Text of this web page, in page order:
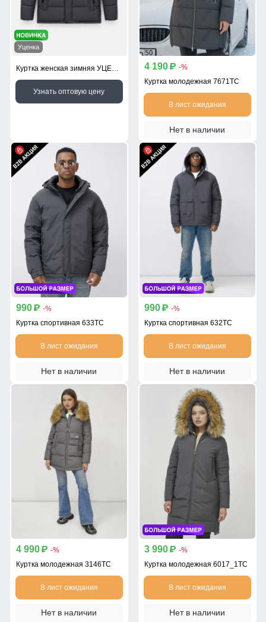
Уценка
Куртка женская зимняя УЦЕНКА темно-серого цвета 0966TC
Узнать оптовую цену
4 190 p -%
Куртка молодежная 7671TC
В лист ожидания
Нет в наличии
990 p -%
Куртка спортивная 633TC
В лист ожидания
Нет в наличии
990 p -%
Куртка спортивная 632TC
В лист ожидания
Нет в наличии
4 990 p -%
Куртка молодежная 3146TC
В лист ожидания
Нет в наличии
3 990 p -%
Куртка молодежная 6017_1TC
В лист ожидания
Нет в наличии